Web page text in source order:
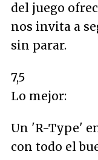
del juego
nos invita a
sin parar.
7,5
Lo mejor:
Un 'R-Type'
con todo el